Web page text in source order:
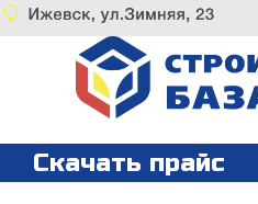
Скачать прайс